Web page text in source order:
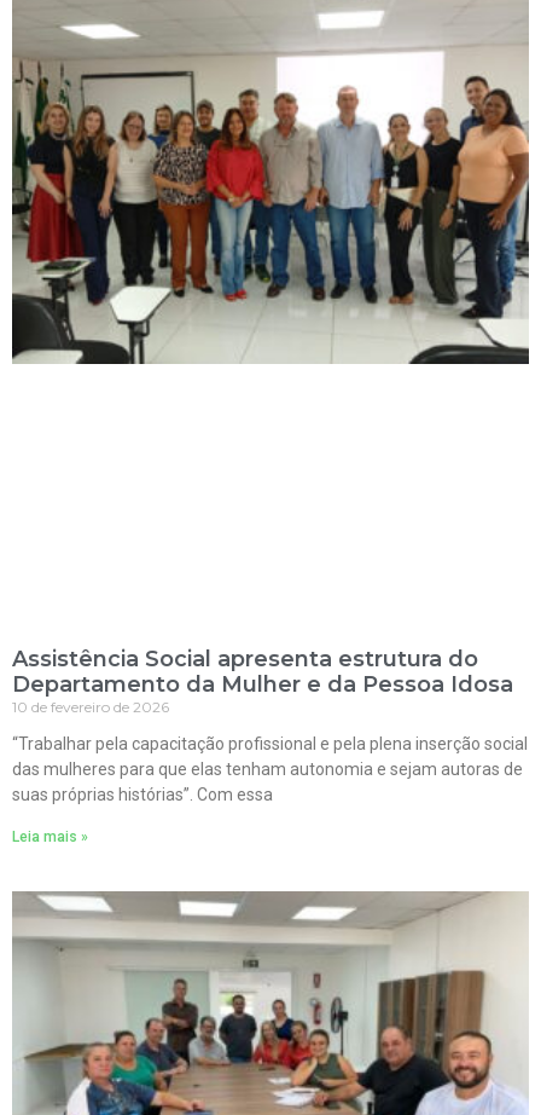
Assistência Social apresenta estrutura do
Departamento da Mulher e da Pessoa Idosa
10 de fevereiro de 2026
“Trabalhar pela capacitação profissional e pela plena inserção social
das mulheres para que elas tenham autonomia e sejam autoras de
suas próprias histórias”. Com essa
Leia mais »